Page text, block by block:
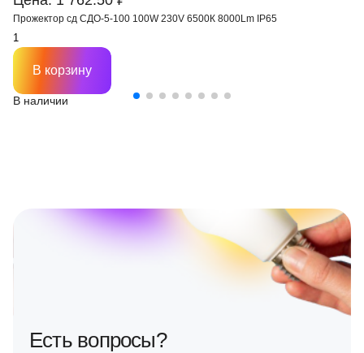
Прожектор сд СДО-5-100 100W 230V 6500К 8000Lm IP65
В наличии
В корзину
Есть вопросы?